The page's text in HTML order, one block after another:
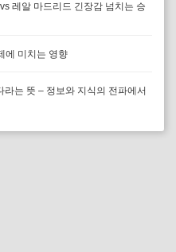
레알 마드리드 긴장감 넘치는 승
에 미치는 영향
는 뜻 – 정보와 지식의 전파에서